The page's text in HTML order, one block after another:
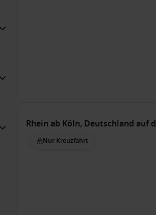
Rhein ab Köln, Deutschland auf
Nur Kreuzfahrt